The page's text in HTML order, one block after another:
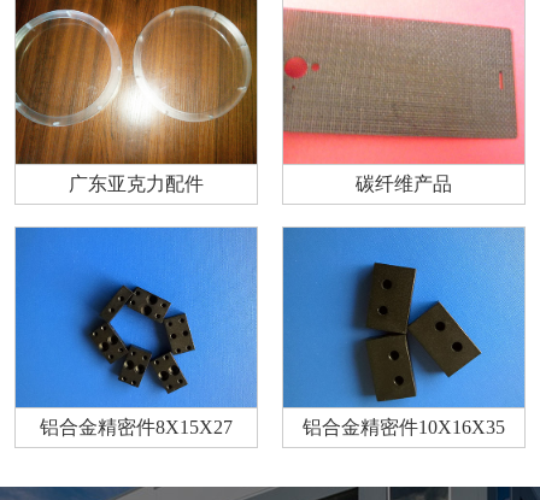
广东亚克力配件 碳纤维产品
铝合金精密件8X15X27 铝合金精密件10X16X35